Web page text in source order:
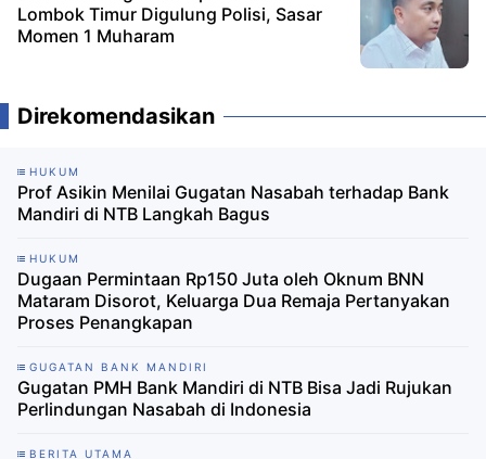
Lombok Timur Digulung Polisi, Sasar
Momen 1 Muharam
Direkomendasikan
HUKUM
‎Prof Asikin Menilai Gugatan Nasabah terhadap Bank
Mandiri di NTB Langkah Bagus ‎
HUKUM
Dugaan Permintaan Rp150 Juta oleh Oknum BNN
Mataram Disorot, Keluarga Dua Remaja Pertanyakan
Proses Penangkapan
GUGATAN BANK MANDIRI
Gugatan PMH Bank Mandiri di NTB Bisa Jadi Rujukan
Perlindungan Nasabah di Indonesia ‎
BERITA UTAMA